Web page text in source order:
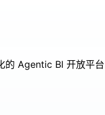
Agentic BI 开放平